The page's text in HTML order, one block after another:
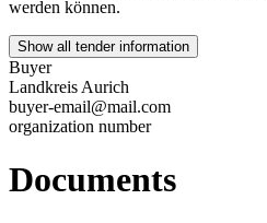
werden können.
Show all tender information
Buyer
Landkreis Aurich
buyer-email@mail.com
organization number
Documents